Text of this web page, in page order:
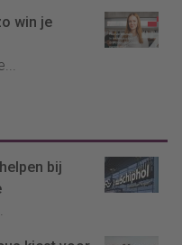
win je
bij